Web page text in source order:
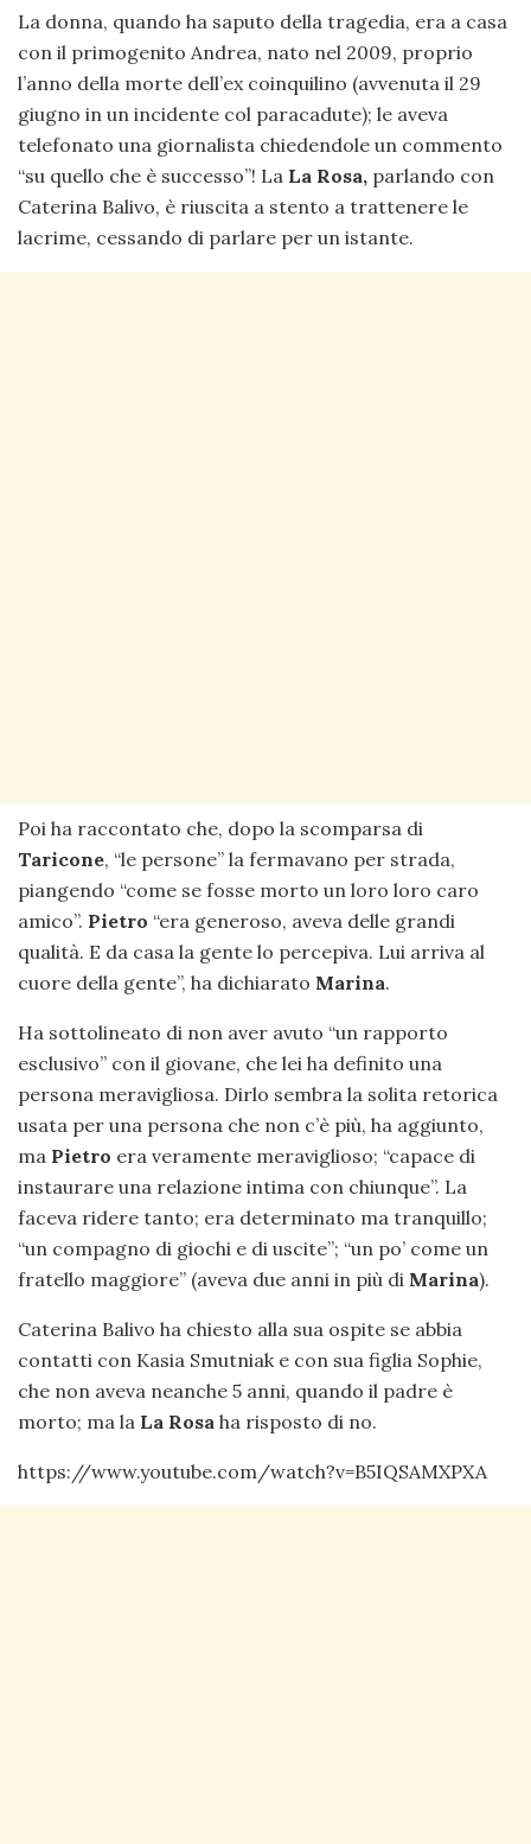
La donna, quando ha saputo della tragedia, era a casa
con il primogenito Andrea, nato nel 2009, proprio
l’anno della morte dell’ex coinquilino (avvenuta il 29
giugno in un incidente col paracadute); le aveva
telefonato una giornalista chiedendole un commento
“su quello che è successo”! La La Rosa, parlando con
Caterina Balivo, è riuscita a stento a trattenere le
lacrime, cessando di parlare per un istante.
Poi ha raccontato che, dopo la scomparsa di
Taricone, “le persone” la fermavano per strada,
piangendo “come se fosse morto un loro loro caro
amico”. Pietro “era generoso, aveva delle grandi
qualità. E da casa la gente lo percepiva. Lui arriva al
cuore della gente”, ha dichiarato Marina.
Ha sottolineato di non aver avuto “un rapporto
esclusivo” con il giovane, che lei ha definito una
persona meravigliosa. Dirlo sembra la solita retorica
usata per una persona che non c’è più, ha aggiunto,
ma Pietro era veramente meraviglioso; “capace di
instaurare una relazione intima con chiunque”. La
faceva ridere tanto; era determinato ma tranquillo;
“un compagno di giochi e di uscite”; “un po’ come un
fratello maggiore” (aveva due anni in più di Marina).
Caterina Balivo ha chiesto alla sua ospite se abbia
contatti con Kasia Smutniak e con sua figlia Sophie,
che non aveva neanche 5 anni, quando il padre è
morto; ma la La Rosa ha risposto di no.
https://www.youtube.com/watch?v=B5IQSAMXPXA